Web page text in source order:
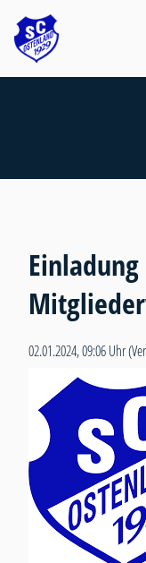
02.01.2024, 09:06 Uhr